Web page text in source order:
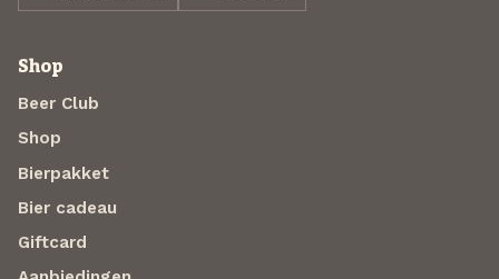
Shop
Beer Club
Shop
Bierpakket
Bier cadeau
Giftcard